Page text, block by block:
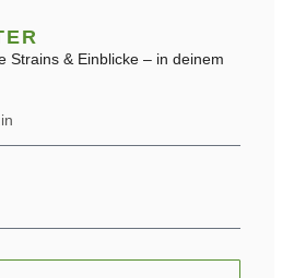
Strains & Einblicke – in deinem